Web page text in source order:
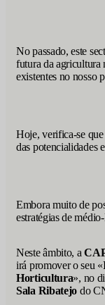
No passado, este
futura da agricultura
existentes no nosso
Hoje, verifica-se
das potencialidades
Embora muito de
estratégias de
Neste âmbito, a
irá promover o seu «
Horticultura», no
Sala Ribatejo do